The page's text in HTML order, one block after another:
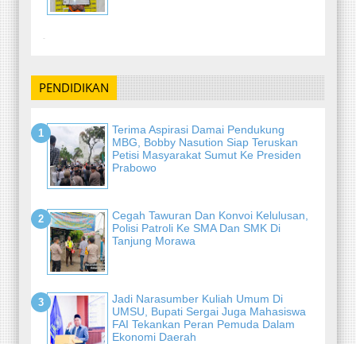
-
PENDIDIKAN
Terima Aspirasi Damai Pendukung
MBG, Bobby Nasution Siap Teruskan
Petisi Masyarakat Sumut Ke Presiden
Prabowo
Cegah Tawuran Dan Konvoi Kelulusan,
Polisi Patroli Ke SMA Dan SMK Di
Tanjung Morawa
Jadi Narasumber Kuliah Umum Di
UMSU, Bupati Sergai Juga Mahasiswa
FAI Tekankan Peran Pemuda Dalam
Ekonomi Daerah